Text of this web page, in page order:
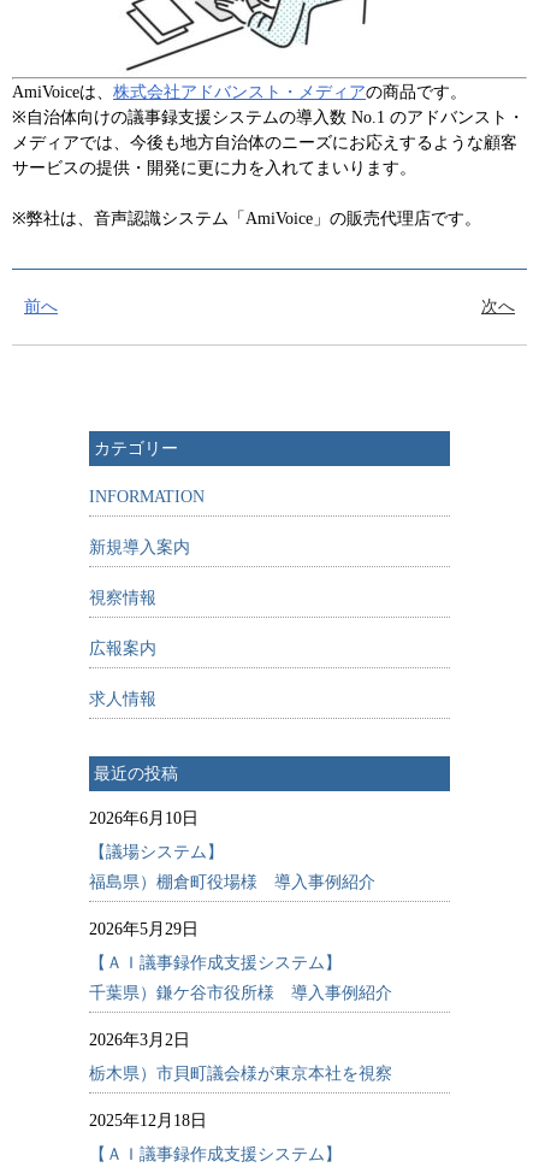
AmiVoiceは、 株式会社アドバンスト・メディアの商品です。
※自治体向けの議事録支援システムの導入数 No.1 のアドバンスト・
メディアでは、今後も地方自治体のニーズにお応えするような顧客
サービスの提供・開発に更に力を入れてまいります。
※弊社は、音声認識システム「AmiVoice」の販売代理店です。
次へ
前へ
カテゴリー
INFORMATION
新規導入案内
視察情報
広報案内
求人情報
最近の投稿
2026年6月10日
【議場システム】
福島県）棚倉町役場様 導入事例紹介
2026年5月29日
【ＡＩ議事録作成支援システム】
千葉県）鎌ケ谷市役所様 導入事例紹介
2026年3月2日
栃木県）市貝町議会様が東京本社を視察
2025年12月18日
【ＡＩ議事録作成支援システム】